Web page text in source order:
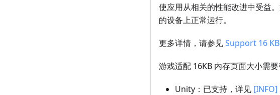
使应用从相关的性能改进中受益
的设备上正常运行。
更多详情，请参见Support 16
游戏适配 16KB 内存页面大小需
Unity：已支持，详见